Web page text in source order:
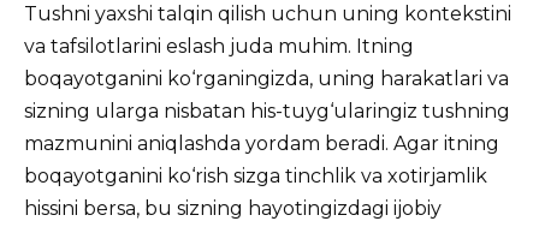
Tushni yaxshi talqin qilish uchun uning kontekstini
va tafsilotlarini eslash juda muhim. Itning
boqayotganini ko‘rganingizda, uning harakatlari va
sizning ularga nisbatan his-tuyg‘ularingiz tushning
mazmunini aniqlashda yordam beradi. Agar itning
boqayotganini ko‘rish sizga tinchlik va xotirjamlik
hissini bersa, bu sizning hayotingizdagi ijobiy